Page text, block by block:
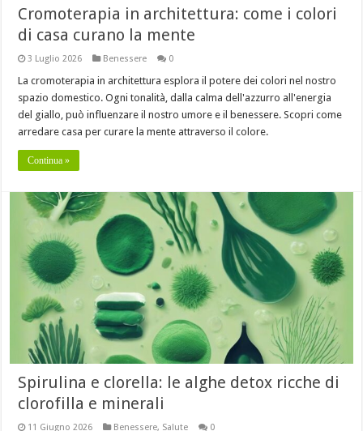
Cromoterapia in architettura: come i colori
di casa curano la mente
3 Luglio 2026 Benessere 0
La cromoterapia in architettura esplora il potere dei colori nel nostro
spazio domestico. Ogni tonalità, dalla calma dell'azzurro all'energia
del giallo, può influenzare il nostro umore e il benessere. Scopri come
arredare casa per curare la mente attraverso il colore.
Continua »
Spirulina e clorella: le alghe detox ricche di
clorofilla e minerali
11 Giugno 2026 Benessere, Salute 0